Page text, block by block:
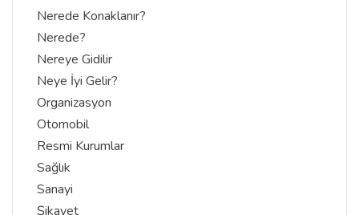
Nerede Konaklanır?
Nerede?
Nereye Gidilir
Neye İyi Gelir?
Organizasyon
Otomobil
Resmi Kurumlar
Sağlık
Sanayi
Şikayet